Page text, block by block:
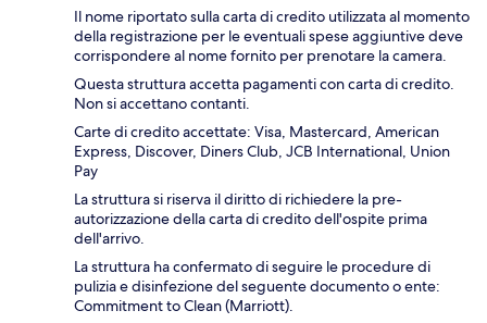
Il nome riportato sulla carta di credito utilizzata al momento
della registrazione per le eventuali spese aggiuntive deve
corrispondere al nome fornito per prenotare la camera.
Questa struttura accetta pagamenti con carta di credito.
Non si accettano contanti.
Carte di credito accettate: Visa, Mastercard, American
Express, Discover, Diners Club, JCB International, Union
Pay
La struttura si riserva il diritto di richiedere la pre-
autorizzazione della carta di credito dell'ospite prima
dell'arrivo.
La struttura ha confermato di seguire le procedure di
pulizia e disinfezione del seguente documento o ente:
Commitment to Clean (Marriott).